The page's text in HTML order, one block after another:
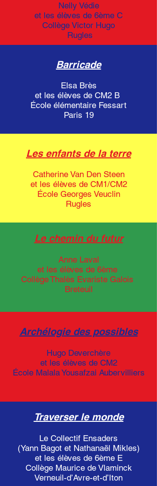
Nelly Védie
et les élèves de 6ème C
Collège Victor Hugo
Rugles
Barricade
Elsa Brès
et les élèves de CM2 B
École élémentaire Fessart
Paris 19
Les enfants de la terre
Catherine Van Den Steen
et les élèves de CM1/CM2
École Georges Veuclin
Rugles
Le chemin du futur
Anne Laval
et les élèves de 6ème
CollègeThalès Evariste Galois
Breteuil
Traverser le monde
Le Collectif Ensaders
(Yann Bagot et Nathanaël Mikles)
et les élèves de 6ème E
Collège Maurice de Vlaminck
Verneuil-d’Avre-et-d’Iton
Archélogie des possibles
Hugo Deverchère
et les élèves de CM2
École Malala Yousafzai Aubervilliers